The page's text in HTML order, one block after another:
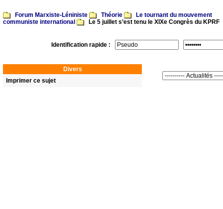
Forum Marxiste-Léniniste Théorie
Le tournant du mouvement
communiste international
Le 5 juillet s’est tenu le XIXe Congrès du KPRF
Identification rapide :
Divers
Imprimer ce sujet